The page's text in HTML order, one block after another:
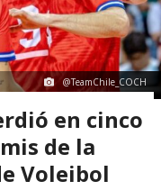
@TeamChile_COCH
en cinco
de la
Voleibol